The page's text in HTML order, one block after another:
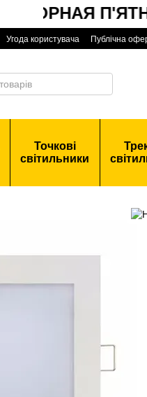
ЧОРНАЯ
Угода користувача Публічна
Точкові
світильники